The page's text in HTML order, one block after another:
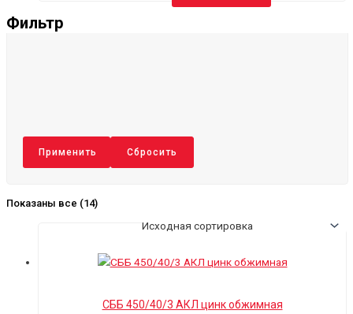
Фильтр
Применить Сбросить
Показаны все (14)
СББ 450/40/3 АКЛ цинк обжимная